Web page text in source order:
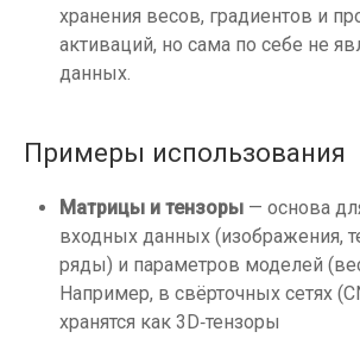
хранения весов, градиентов и
активаций, но сама по себе не
данных.
Примеры использования
Матрицы и тензоры — основа
входных данных (изображения,
ряды) и параметров моделей
Например, в свёрточных сетях
хранятся как 3D‑тензоры